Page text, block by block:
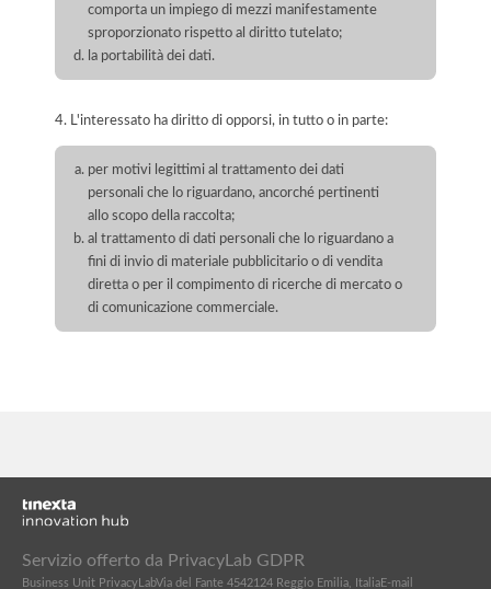
comporta un impiego di mezzi manifestamente
sproporzionato rispetto al diritto tutelato;
la portabilità dei dati.
4. L'interessato ha diritto di opporsi, in tutto o in parte:
per motivi legittimi al trattamento dei dati
personali che lo riguardano, ancorché pertinenti
allo scopo della raccolta;
al trattamento di dati personali che lo riguardano a
fini di invio di materiale pubblicitario o di vendita
diretta o per il compimento di ricerche di mercato o
di comunicazione commerciale.
Servizio offerto da PrivacyLab GDPR
Business Unit PrivacyLabVia del Fante 4542124 Reggio Emilia, ItaliaE-mail